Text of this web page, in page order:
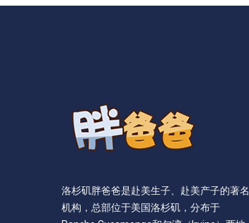
洛杉矶胖爸爸是赴美生子、赴美产子的著名
机构，总部位于美国洛杉矶，分布于